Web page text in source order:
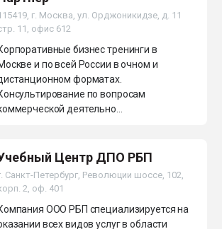
Всё, что касается
ПЕРЕЙТИ НА
г. Москва, ул. Орджоникидзе, д. 11
11, офис 612
бизнес тренинги в
и по всей России в очном и
форматах.
по вопросам
деятельно...
Центр ДПО РБП
Санкт-Петербург, Революции шоссе, 102,
2, оф. 401
ООО РБП специализируется на
всех видов услуг в области